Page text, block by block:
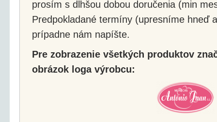
prosím s dlhšou dobou doručenia (min
Predpokladané termíny (upresníme hneď
prípadne nám napíšte.
Pre zobrazenie všetkých produktov
obrázok loga výrobcu: